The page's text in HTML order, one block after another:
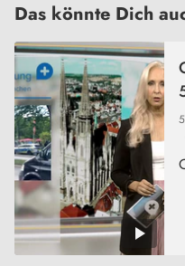
Das könnte Dich